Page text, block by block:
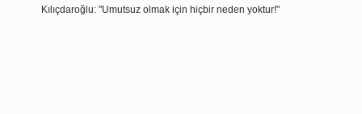
Kılıçdaroğlu: "Umutsuz olmak için hiçbir neden yoktur!"